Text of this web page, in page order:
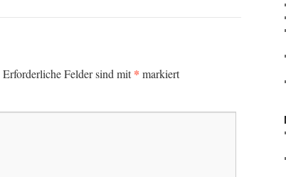
Erforderliche Felder sind mit* markiert